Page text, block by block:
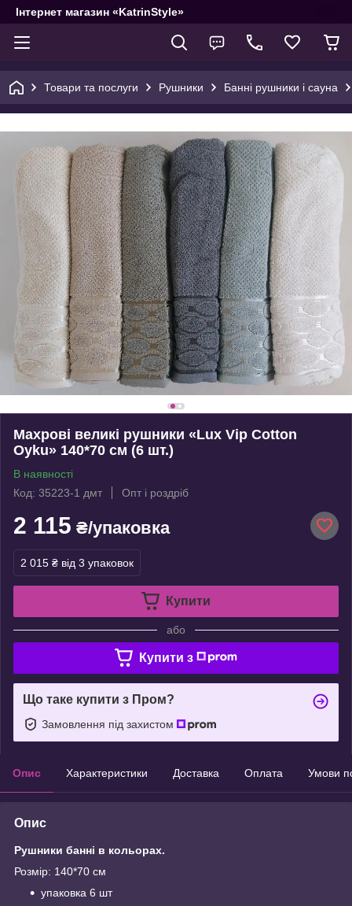
Інтернет магазин «KatrinStyle»
Товари та послуги Рушники Банні рушники і сауна
Махрові великі рушники «Lux Vip Cotton
Oyku» 140*70 см (6 шт.)
В наявності
Код: 35223-1 дмт
Опт і роздріб
2 115 ₴/упаковка
2 015 ₴ від 3 упаковок
Купити
або
Купити з
Що таке купити з Пром?
Замовлення під захистом
Опис Характеристики Доставка Оплата Умови
Опис
Рушники банні в кольорах.
Розмір: 140*70 см
упаковка 6 шт